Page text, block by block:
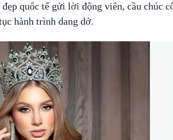
quốc tế gửi lời động viên, cầu chúc
hành trình dang dở.